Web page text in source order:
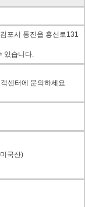
포시 통진읍 흥신로131
있습니다.
센터에 문의하세요
국산)